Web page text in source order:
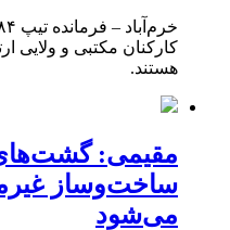
کارکنان مکتبی و ولایی
هستند.
مقیمی: گشت‌های
ساخت‌وساز
می‌شود